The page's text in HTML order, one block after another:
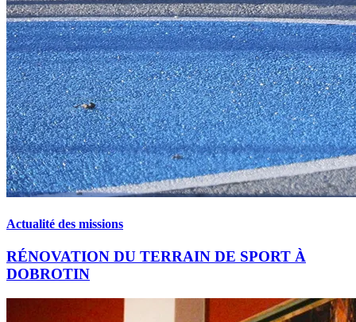
Actualité des missions
RÉNOVATION DU TERRAIN DE SPORT À
DOBROTIN